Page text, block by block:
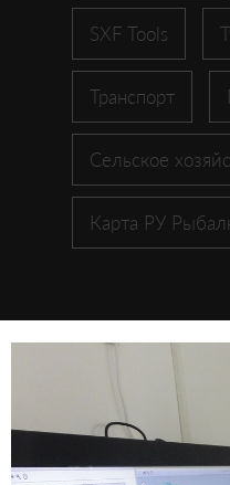
SXF Tools
Транспорт
Сельское
Карта РУ